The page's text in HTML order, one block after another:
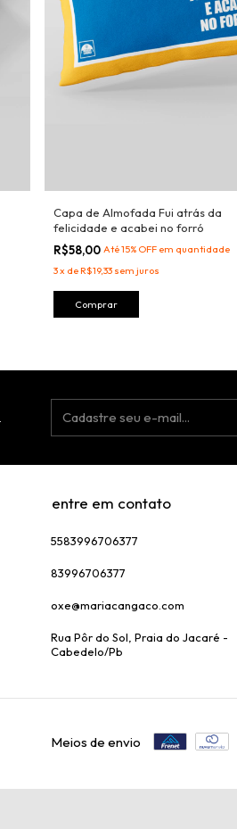
Capa de Almofada Fui atrás da
felicidade e acabei no forró
R$58,00 Até 15% OFF em quantidade
3x deR$19,33 sem juros
entre em contato
5583996706377
83996706377
oxe@mariacangaco.com
Rua Pôr do Sol, Praia do Jacaré -
Cabedelo/Pb
Meios de envio